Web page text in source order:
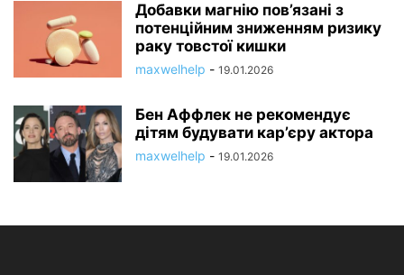
Добавки магнію пов’язані з
потенційним зниженням ризику
раку товстої кишки
maxwelhelp - 19.01.2026
Бен Аффлек не рекомендує
дітям будувати кар’єру актора
maxwelhelp - 19.01.2026